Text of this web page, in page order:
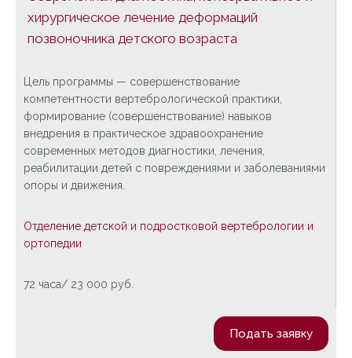
хирургическое лечение деформаций
позвоночника детского возраста
Цель программы — совершенствование
компетентности вертебрологической практики,
формирование (совершенствование) навыков
внедрения в практическое здравоохранение
современных методов диагностики, лечения,
реабилитации детей с повреждениями и заболеваниями
опоры и движения.
Отделение детской и подростковой вертебрологии и
ортопедии
72 часа/ 23 000 руб.
Подать заявку